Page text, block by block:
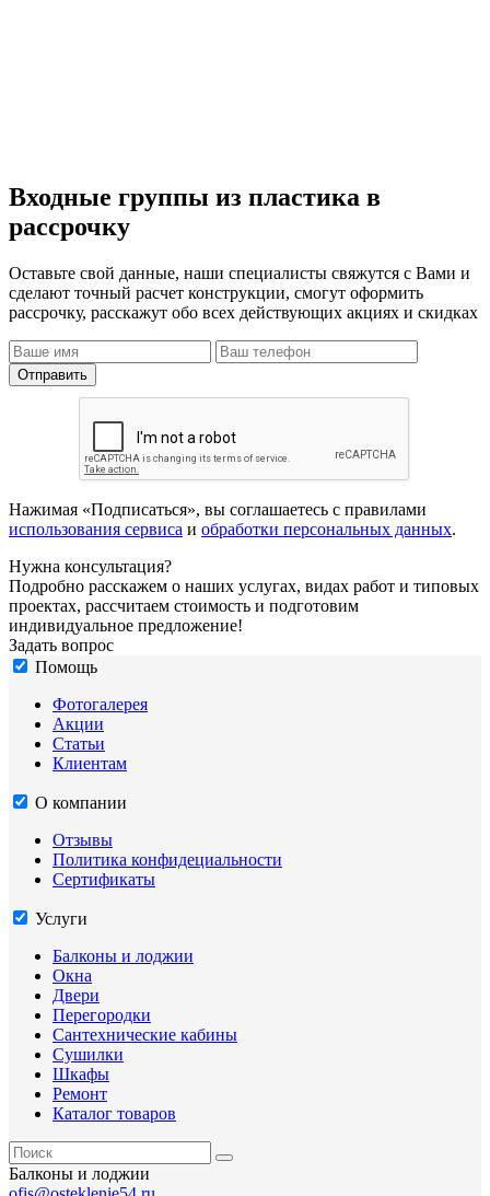
Входные группы из пластика в
рассрочку
Оставьте свой данные, наши специалисты свяжутся с Вами и
сделают точный расчет конструкции, смогут оформить
рассрочку, расскажут обо всех действующих акциях и скидках
Нажимая «Подписаться», вы соглашаетесь с правилами
использования сервиса и обработки персональных данных.
Нужна консультация?
Подробно расскажем о наших услугах, видах работ и типовых
проектах, рассчитаем стоимость и подготовим
индивидуальное предложение!
Задать вопрос
Помощь
Фотогалерея
Акции
Статьи
Клиентам
О компании
Отзывы
Политика конфидециальности
Сертификаты
Услуги
Балконы и лоджии
Окна
Двери
Перегородки
Сантехнические кабины
Сушилки
Шкафы
Ремонт
Каталог товаров
Балконы и лоджии